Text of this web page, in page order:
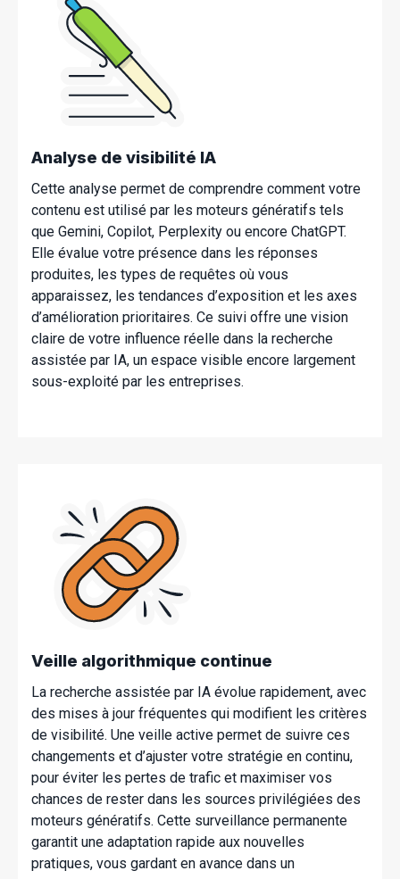
Analyse de visibilité IA
Cette analyse permet de comprendre comment votre
contenu est utilisé par les moteurs génératifs tels
que Gemini, Copilot, Perplexity ou encore ChatGPT.
Elle évalue votre présence dans les réponses
produites, les types de requêtes où vous
apparaissez, les tendances d’exposition et les axes
d’amélioration prioritaires. Ce suivi offre une vision
claire de votre influence réelle dans la recherche
assistée par IA, un espace visible encore largement
sous-exploité par les entreprises.
Veille algorithmique continue
La recherche assistée par IA évolue rapidement, avec
des mises à jour fréquentes qui modifient les critères
de visibilité. Une veille active permet de suivre ces
changements et d’ajuster votre stratégie en continu,
pour éviter les pertes de trafic et maximiser vos
chances de rester dans les sources privilégiées des
moteurs génératifs. Cette surveillance permanente
garantit une adaptation rapide aux nouvelles
pratiques, vous gardant en avance dans un